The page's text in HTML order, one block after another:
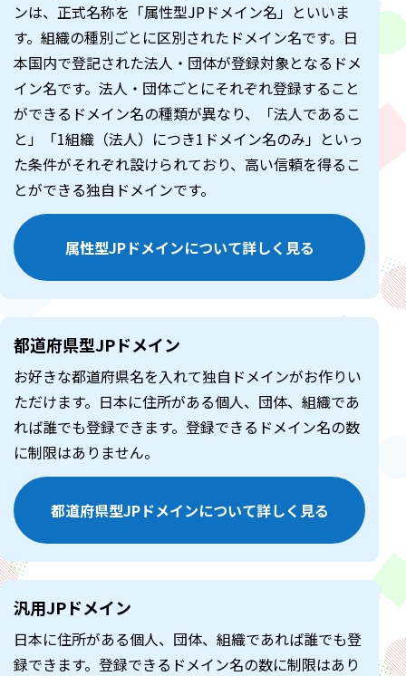
ンは、正式名称を「属性型JPドメイン名」といいま
す。組織の種別ごとに区別されたドメイン名です。日
本国内で登記された法人・団体が登録対象となるドメ
イン名です。法人・団体ごとにそれぞれ登録すること
ができるドメイン名の種類が異なり、「法人であるこ
と」「1組織（法人）につき1ドメイン名のみ」といっ
た条件がそれぞれ設けられており、高い信頼を得るこ
とができる独自ドメインです。
属性型JPドメインについて詳しく見る
都道府県型JPドメイン
お好きな都道府県名を入れて独自ドメインがお作りい
ただけます。日本に住所がある個人、団体、組織であ
れば誰でも登録できます。登録できるドメイン名の数
に制限はありません。
都道府県型JPドメインについて詳しく見る
汎用JPドメイン
日本に住所がある個人、団体、組織であれば誰でも登
録できます。登録できるドメイン名の数に制限はあり